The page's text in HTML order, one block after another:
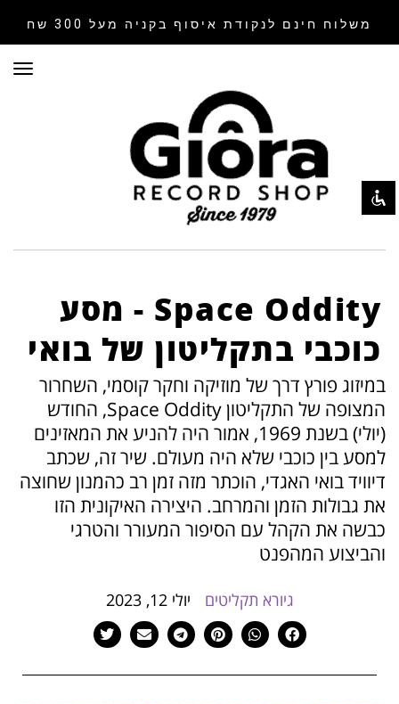
השבת את ההבזקים
סמן כותרות
צבע רקע
זום (הקטנה)
הגדלת גופן
spellcheck גופן קריא
brightness_high ניגודיות בהירה
brightness_low ניגודיות כהה
format_underlined הוסף קו תחתון לקישורים
font_download
סמן קישורים
לאפס
את
כל
האפשרויות
cached
משלוח חינם לנקודת איסוף בקניה מעל 300 שח
Space Oddity - מסע
כוכבי בתקליטון של בואי
במיזוג פורץ דרך של מוזיקה וחקר קוסמי, השחרור
המצופה של התקליטון Space Oddity, החודש
(יולי) בשנת 1969, אמור היה להניע את המאזינים
למסע בין כוכבי שלא היה מעולם. שיר זה, שכתב
דיוויד בואי האגדי, הוכתר מזה זמן רב כהמנון שחוצה
את גבולות הזמן והמרחב. היצירה האיקונית הזו
כבשה את הקהל עם הסיפור המעורר והטרגי
והביצוע המהפנט
גיורא תקליטים יולי 12, 2023